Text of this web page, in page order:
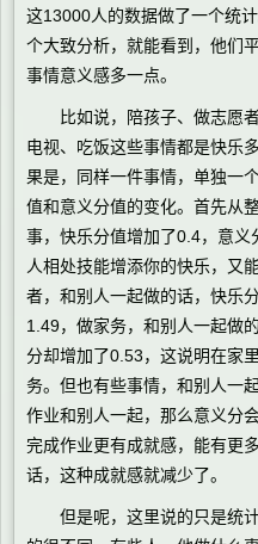
这13000人的数据做了一个统
个大致分析，就能看到，他们
事情意义感多一点。
比如说，陪孩子、做志愿者
电视、吃饭这些事情都是快乐
果是，同样一件事情，单独一
值和意义分值的变化。首先从
事，快乐分值增加了0.4，意
人相处技能增添你的快乐，又
者，和别人一起做的话，快乐
1.49，做家务，和别人一起做
分却增加了0.53，这说明在家
务。但也有些事情，和别人一
作业和别人一起，那么意义分
完成作业更有成就感，能有更
话，这种成就感就减少了。
但是呢，这里说的只是统计